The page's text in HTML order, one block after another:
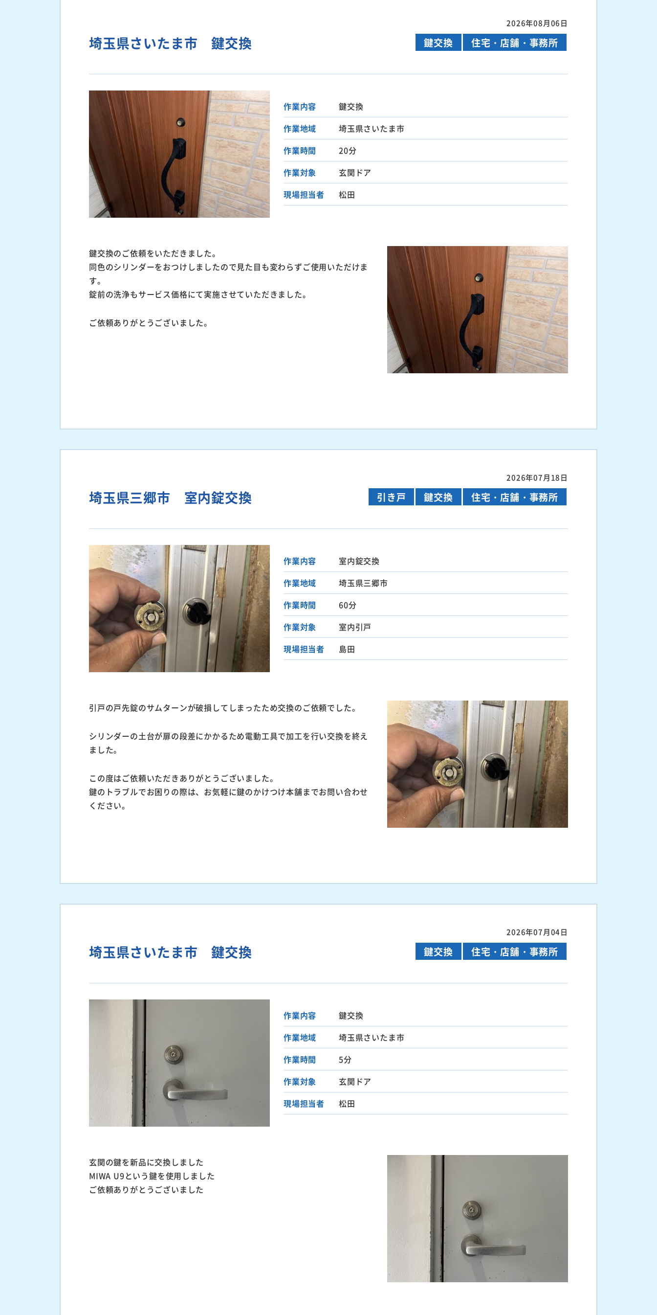
2026年08月06日
埼玉県さいたま市 鍵交換 鍵交換 住宅・店舗・事務所
作業内容
鍵交換
作業地域
埼玉県さいたま市
作業時間
20分
作業対象
玄関ドア
現場担当者
松田
鍵交換のご依頼をいただきました。
同色のシリンダーをおつけしましたので見た目も変わらずご使用いただけま
す。
錠前の洗浄もサービス価格にて実施させていただきました。
ご依頼ありがとうございました。
2026年07月18日
埼玉県三郷市 室内錠交換 引き戸 鍵交換 住宅・店舗・事務所
作業内容
室内錠交換
作業地域
埼玉県三郷市
作業時間
60分
作業対象
室内引戸
現場担当者
島田
引戸の戸先錠のサムターンが破損してしまったため交換のご依頼でした。
シリンダーの土台が扉の段差にかかるため電動工具で加工を行い交換を終え
ました。
この度はご依頼いただきありがとうございました。
鍵のトラブルでお困りの際は、お気軽に鍵のかけつけ本舗までお問い合わせ
ください。
2026年07月04日
埼玉県さいたま市 鍵交換 鍵交換 住宅・店舗・事務所
作業内容
鍵交換
作業地域
埼玉県さいたま市
作業時間
5分
作業対象
玄関ドア
現場担当者
松田
玄関の鍵を新品に交換しました
MIWA U9という鍵を使用しました
ご依頼ありがとうございました